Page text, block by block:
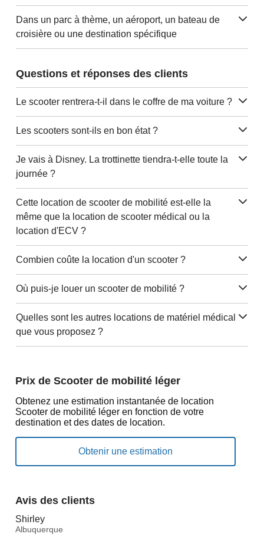
Dans un parc à thème, un aéroport, un bateau de
croisière ou une destination spécifique
Questions et réponses des clients
Le scooter rentrera-t-il dans le coffre de ma voiture ?
Les scooters sont-ils en bon état ?
Je vais à Disney. La trottinette tiendra-t-elle toute la
journée ?
Cette location de scooter de mobilité est-elle la
même que la location de scooter médical ou la
location d'ECV ?
Combien coûte la location d'un scooter ?
Où puis-je louer un scooter de mobilité ?
Quelles sont les autres locations de matériel médical
que vous proposez ?
Prix de Scooter de mobilité léger
Obtenez une estimation instantanée de location
Scooter de mobilité léger en fonction de votre
destination et des dates de location.
Avis des clients
Shirley
Albuquerque